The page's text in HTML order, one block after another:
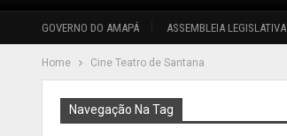
GOVERNO DO AMAPÁ ASSEMBLEIA LEGISLATIVA
Home Cine Teatro de Santana
Navegação Na Tag